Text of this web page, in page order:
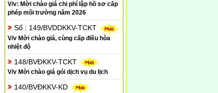
V/v: Mời chào giá chi phí lập hồ sơ cấp
phép môi trường năm 2026
Số : 149/BVDDKKV-TCKT
V/v Mời chào giá, cùng cấp điều hòa
nhiệt độ
148/BVĐKKV-TCKT
V/v Mời chào giá gói dịch vụ du lịch
140/BVĐKKV-KD